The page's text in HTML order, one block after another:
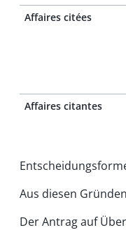
Affaires citées
Affaires citantes
Aus diesen
Der Antrag auf